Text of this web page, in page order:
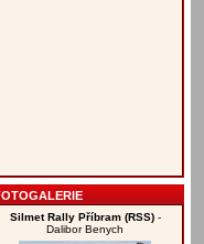
Silmet Rally Příbram (RSS)-
Dalibor Benych